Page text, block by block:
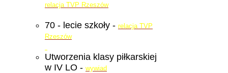
relacja TVP Rzeszów
70 - lecie szkoły - relacja TVP
Rzeszów
Utworzenia klasy piłkarskiej
w IV LO - wywiad